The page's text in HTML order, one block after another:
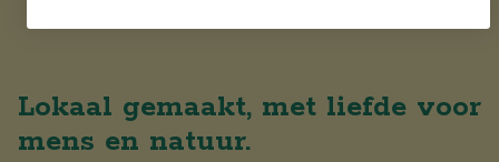
Lokaal gemaakt, met liefde voor
mens en natuur.